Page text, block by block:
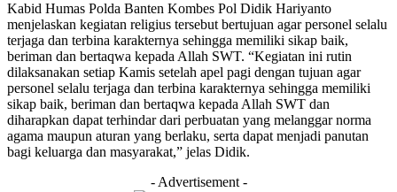
Kabid Humas Polda Banten Kombes Pol Didik Hariyanto
menjelaskan kegiatan religius tersebut bertujuan agar personel selalu
terjaga dan terbina karakternya sehingga memiliki sikap baik,
beriman dan bertaqwa kepada Allah SWT. “Kegiatan ini rutin
dilaksanakan setiap Kamis setelah apel pagi dengan tujuan agar
personel selalu terjaga dan terbina karakternya sehingga memiliki
sikap baik, beriman dan bertaqwa kepada Allah SWT dan
diharapkan dapat terhindar dari perbuatan yang melanggar norma
agama maupun aturan yang berlaku, serta dapat menjadi panutan
bagi keluarga dan masyarakat,” jelas Didik.
- Advertisement -